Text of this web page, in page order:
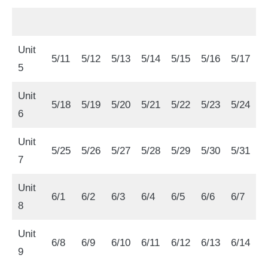
Unit
5
5/11 5/12 5/13 5/14 5/15 5/16 5/17
Unit
6
5/18 5/19 5/20 5/21 5/22 5/23 5/24
Unit
7
5/25 5/26 5/27 5/28 5/29 5/30 5/31
Unit
8
6/1 6/2 6/3 6/4 6/5 6/6 6/7
Unit
9
6/8 6/9 6/10 6/11 6/12 6/13 6/14